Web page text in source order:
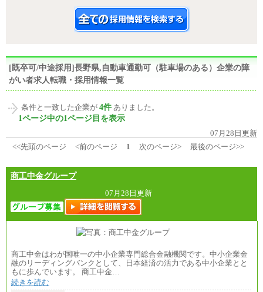
[既卒可/中途採用]長野県,自動車通勤可（駐車場のある）企業の障
がい者求人転職・採用情報一覧
条件と一致した企業が 4件 ありました。
1ページ中の1ページ目を表示
07月28日更新
<<先頭のページ
<前のページ 1 次のページ> 最後のページ>>
商工中金グループ
07月28日更新
商工中金はわが国唯一の中小企業専門総合金融機関です。中小企業金
融のリーディングバンクとして、日本経済の活力である中小企業とと
もに歩んでいます。 商工中金…
続きを読む